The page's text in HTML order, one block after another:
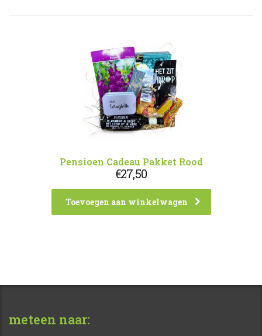
Pensioen Cadeau Pakket Rood
€27,50
Toevoegen aan winkelwagen
meteen naar: